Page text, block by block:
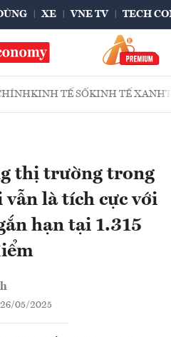
XE VNE TV TECH
KINH TẾ SỐKINH TẾ XANH
thị trường trong
là tích cực với
hạn tại 1.315
05/2025